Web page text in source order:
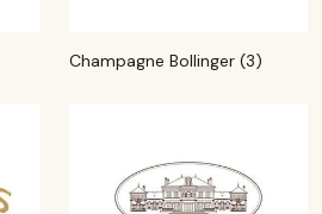
Champagne Bollinger (3)